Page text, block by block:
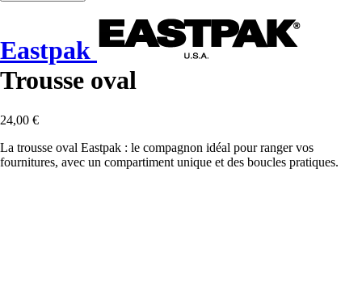
Eastpak
Trousse oval
24,00 €
La trousse oval Eastpak : le compagnon idéal pour ranger vos
fournitures, avec un compartiment unique et des boucles pratiques.